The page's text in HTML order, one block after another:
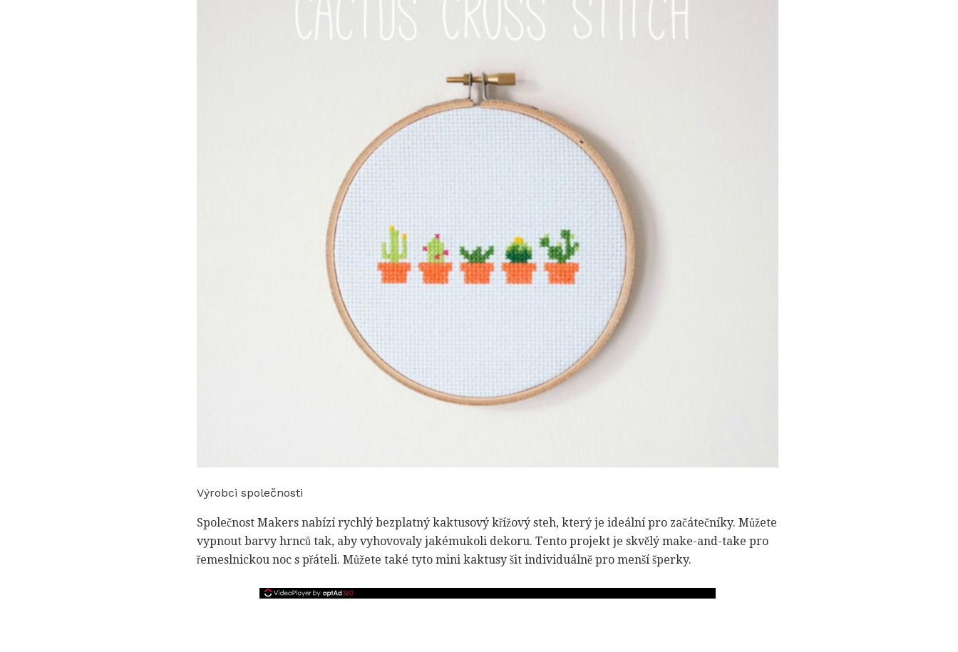
Výrobci společnosti
Společnost Makers nabízí rychlý bezplatný kaktusový křížový steh, který je ideální pro začátečníky. Můžete
vypnout barvy hrnců tak, aby vyhovovaly jakémukoli dekoru. Tento projekt je skvělý make-and-take pro
řemeslnickou noc s přáteli. Můžete také tyto mini kaktusy šit individuálně pro menší šperky.